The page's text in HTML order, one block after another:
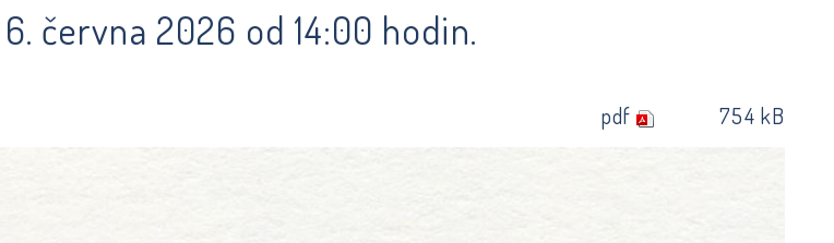
června 2026 od 14:00 hodin.
pdf 754 kB